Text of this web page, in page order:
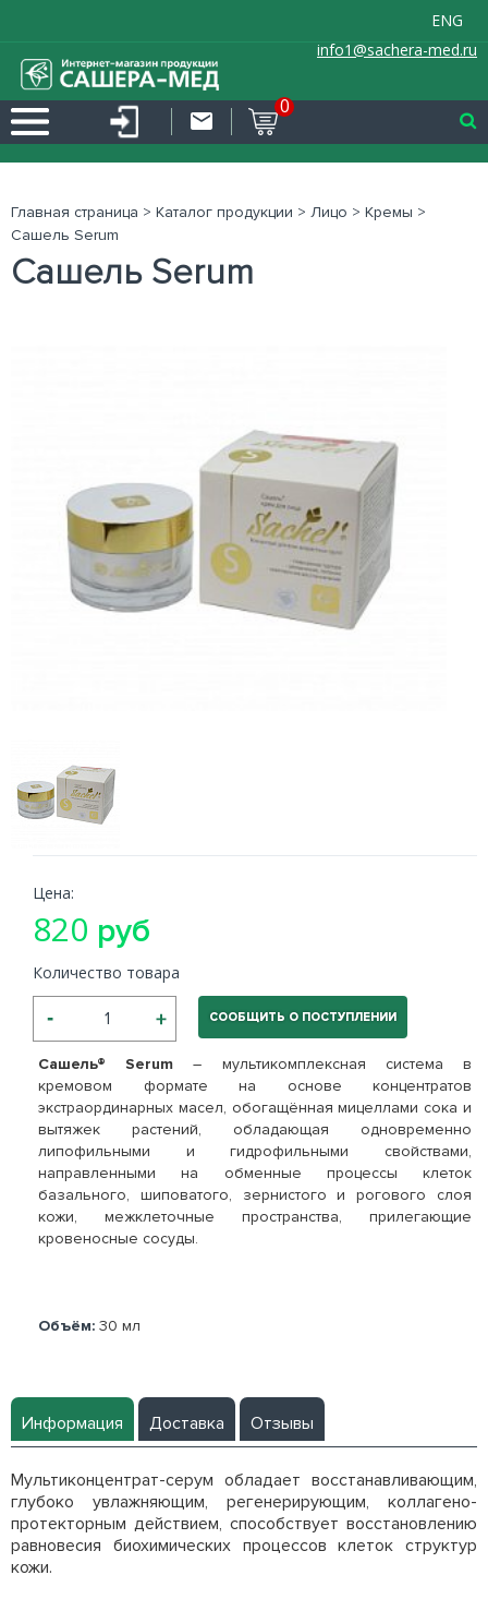
ENG
info1@sachera-med.ru
0
Главная страница > Каталог продукции > Лицо > Кремы >
Сашель Serum
Сашель Serum
Сашель® Serum – мультикомплексная система в
кремовом формате на основе концентратов
экстраординарных масел, обогащённая мицеллами сока и
вытяжек растений, обладающая одновременно
липофильными и гидрофильными свойствами,
направленными на обменные процессы клеток
базального, шиповатого, зернистого и рогового слоя
кожи, межклеточные пространства, прилегающие
кровеносные сосуды.
Объём: 30 мл
Цена:
820 руб
Количество товара
СООБЩИТЬ О ПОСТУПЛЕНИИ
Информация Доставка Отзывы
Мультиконцентрат-серум обладает восстанавливающим,
глубоко увлажняющим, регенерирующим, коллагено-
протекторным действием, способствует восстановлению
равновесия биохимических процессов клеток структур
кожи.